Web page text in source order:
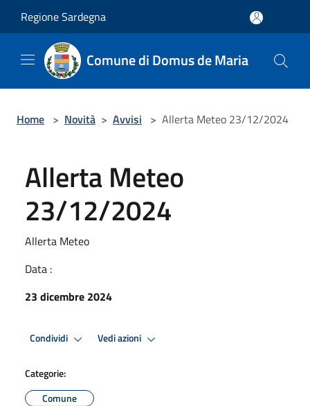
Regione Sardegna
Comune di Domus de Maria
Home > Novità > Avvisi > Allerta Meteo 23/12/2024
Allerta Meteo
23/12/2024
Allerta Meteo
Data :
23 dicembre 2024
Condividi Vedi azioni
Categorie:
Comune